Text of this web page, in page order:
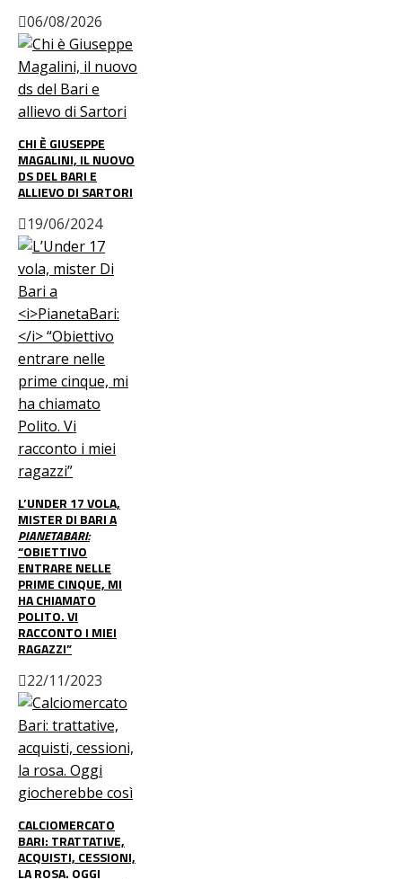
06/08/2026
CHI È GIUSEPPE
MAGALINI, IL NUOVO
DS DEL BARI E
ALLIEVO DI SARTORI
19/06/2024
L’UNDER 17 VOLA,
MISTER DI BARI A
PIANETABARI:
“OBIETTIVO
ENTRARE NELLE
PRIME CINQUE, MI
HA CHIAMATO
POLITO. VI
RACCONTO I MIEI
RAGAZZI”
22/11/2023
CALCIOMERCATO
BARI: TRATTATIVE,
ACQUISTI, CESSIONI,
LA ROSA. OGGI